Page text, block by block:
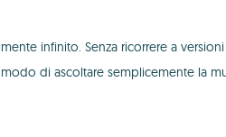
infinito. Senza ricorrere a
di ascoltare semplicemente la